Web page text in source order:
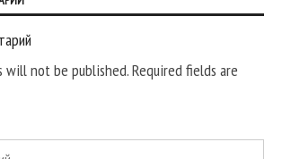
will not be published. Required fields are